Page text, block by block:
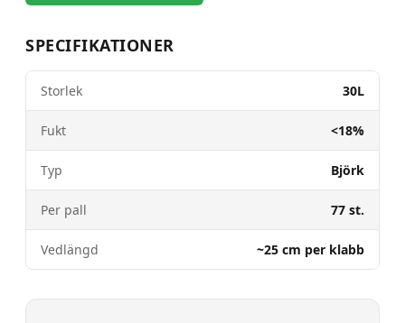
SPECIFIKATIONER
Storlek 30L
Fukt <18%
Typ Björk
Per pall 77 st.
Vedlängd ~25 cm per klabb